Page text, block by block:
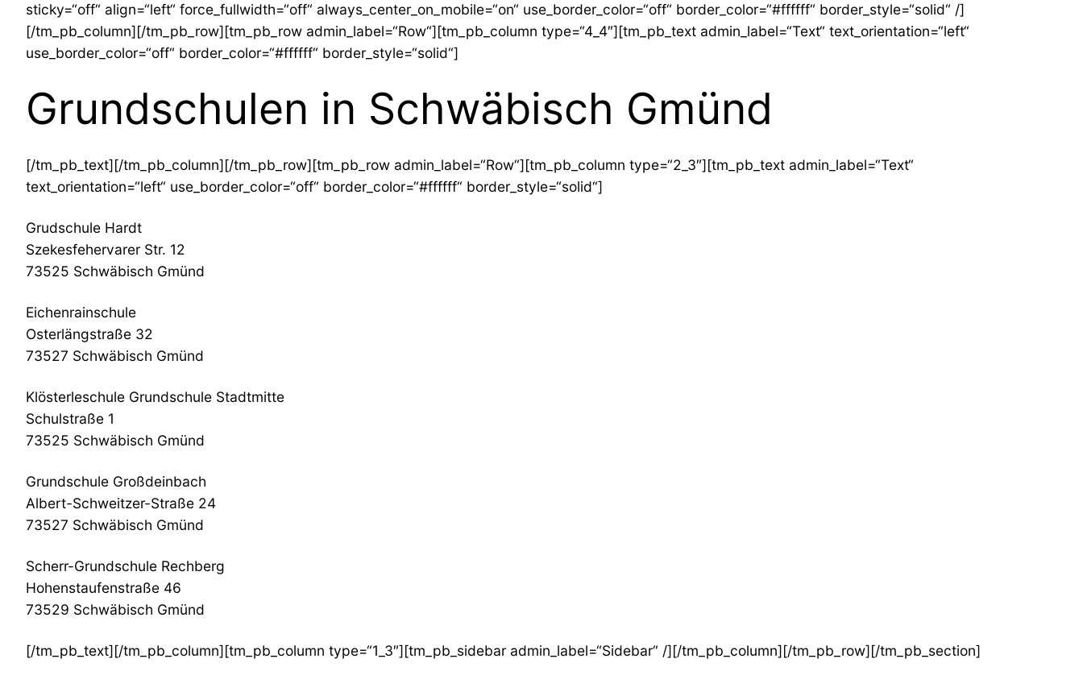
sticky=“off“ align=“left“ force_fullwidth=“off“ always_center_on_mobile=“on“ use_border_color=“off“ border_color=“#ffffff“ border_style=“solid“ /]
[/tm_pb_column][/tm_pb_row][tm_pb_row admin_label=“Row“][tm_pb_column type=“4_4″][tm_pb_text admin_label=“Text“ text_orientation=“left“
use_border_color=“off“ border_color=“#ffffff“ border_style=“solid“]
Grundschulen in Schwäbisch Gmünd
[/tm_pb_text][/tm_pb_column][/tm_pb_row][tm_pb_row admin_label=“Row“][tm_pb_column type=“2_3″][tm_pb_text admin_label=“Text“
text_orientation=“left“ use_border_color=“off“ border_color=“#ffffff“ border_style=“solid“]
Grudschule Hardt
Szekesfehervarer Str. 12
73525 Schwäbisch Gmünd
Eichenrainschule
Osterlängstraße 32
73527 Schwäbisch Gmünd
Klösterleschule Grundschule Stadtmitte
Schulstraße 1
73525 Schwäbisch Gmünd
Grundschule Großdeinbach
Albert-Schweitzer-Straße 24
73527 Schwäbisch Gmünd
Scherr-Grundschule Rechberg
Hohenstaufenstraße 46
73529 Schwäbisch Gmünd
[/tm_pb_text][/tm_pb_column][tm_pb_column type=“1_3″][tm_pb_sidebar admin_label=“Sidebar“ /][/tm_pb_column][/tm_pb_row][/tm_pb_section]